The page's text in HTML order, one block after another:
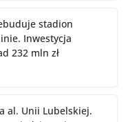
stadion
Inwestycja
232 mln zł
al. Unii Lubelskiej.